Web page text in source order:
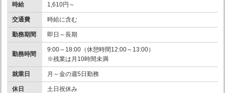
時給 1,610円～
交通費 時給に含む
勤務期間 即日～長期
勤務時間
9:00～18:00（休憩時間12:00～13:00）
※残業は月10時間未満
就業日 月～金の週5日勤務
休日 土日祝休み